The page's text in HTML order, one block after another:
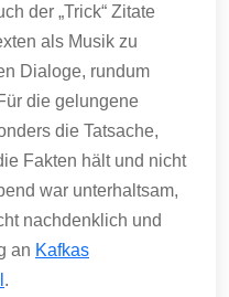
der „Trick“ Zitate
als Musik zu
Dialoge, rundum
die gelungene
die Tatsache,
Fakten hält und nicht
war unterhaltsam,
nachdenklich und
an Kafkas
.